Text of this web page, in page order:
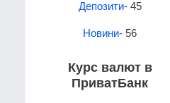
Депозити- 45
Новини- 56
Курс валют в
ПриватБанк